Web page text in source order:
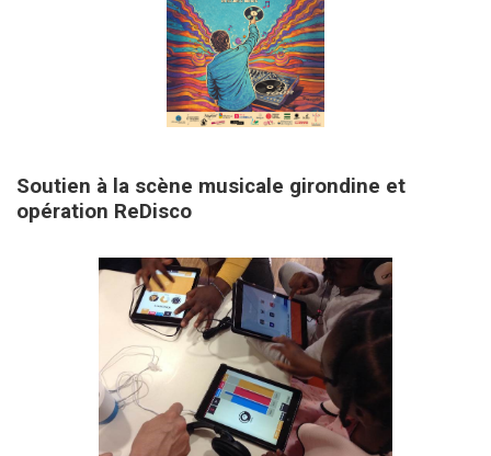
Soutien à la scène musicale girondine et
opération ReDisco